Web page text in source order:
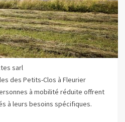
sarl
des Petits-Clos à Fleurier
à mobilité réduite offrent
à leurs besoins spécifiques.